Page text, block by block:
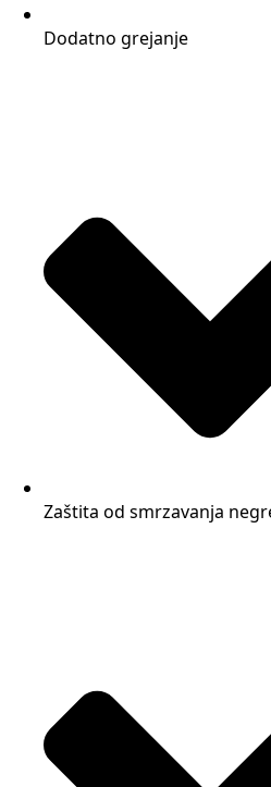
Dodatno grejanje
Zaštita od smrzavanja